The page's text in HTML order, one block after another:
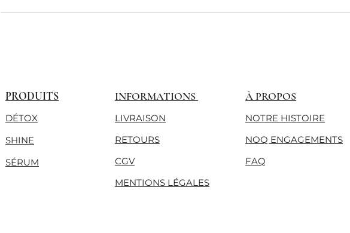
PRODUITS
DÉTOX
SHINE
SÉRUM
INFORMATIONS
LIVRAISON
RETOURS
CGV
MENTIONS LÉGALES
À PROPOS
NOTRE HISTOIRE
NOQ ENGAGEMENTS
FAQ